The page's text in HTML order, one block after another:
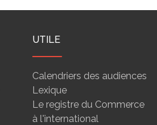
UTILE
Calendriers des audiences
Lexique
Le registre du Commerce
à l'international